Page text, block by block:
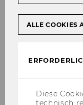
ALLE COOKIES
Diese
technisch